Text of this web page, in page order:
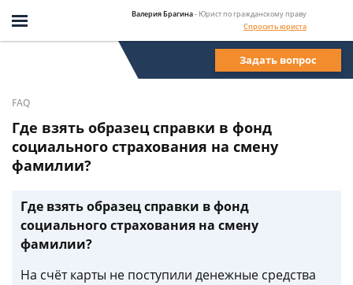
Валерия Брагина- Юрист по гражданскому праву
Спросить юриста
Задать вопрос
FAQ
Где взять образец справки в фонд
социального страхования на смену
фамилии?
Где взять образец справки в фонд
социального страхования на смену
фамилии?
На счёт карты не поступили денежные средства